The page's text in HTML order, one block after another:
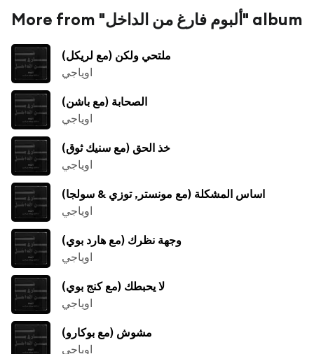
More from "ألبوم فارغ من الداخل" album
ملتحي ولكن (مع لريكل)
اوياجي
الصحابة (مع باشن)
اوياجي
خذ الحق (مع سنيك ثوق)
اوياجي
اساس المشكلة (مع مونستر, توزي & سولجا)
اوياجي
وجهة نظرك (مع هارد بوي)
اوياجي
لا يحبطك (مع كنج بوي)
اوياجي
مشوش (مع بوكارو)
اوياجي